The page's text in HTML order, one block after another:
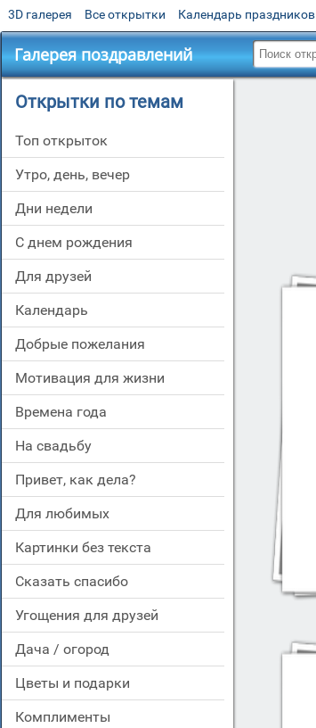
3D галерея Все открытки Календарь праздников
Галерея поздравлений
Открытки по темам
Топ открыток
утро, день, вечер
дни недели
c днем рождения
для друзей
Календарь
добрые пожелания
мотивация для жизни
времена года
на свадьбу
привет, как дела?
для любимых
картинки без текста
сказать спасибо
угощения для друзей
дача / огород
цветы и подарки
комплименты